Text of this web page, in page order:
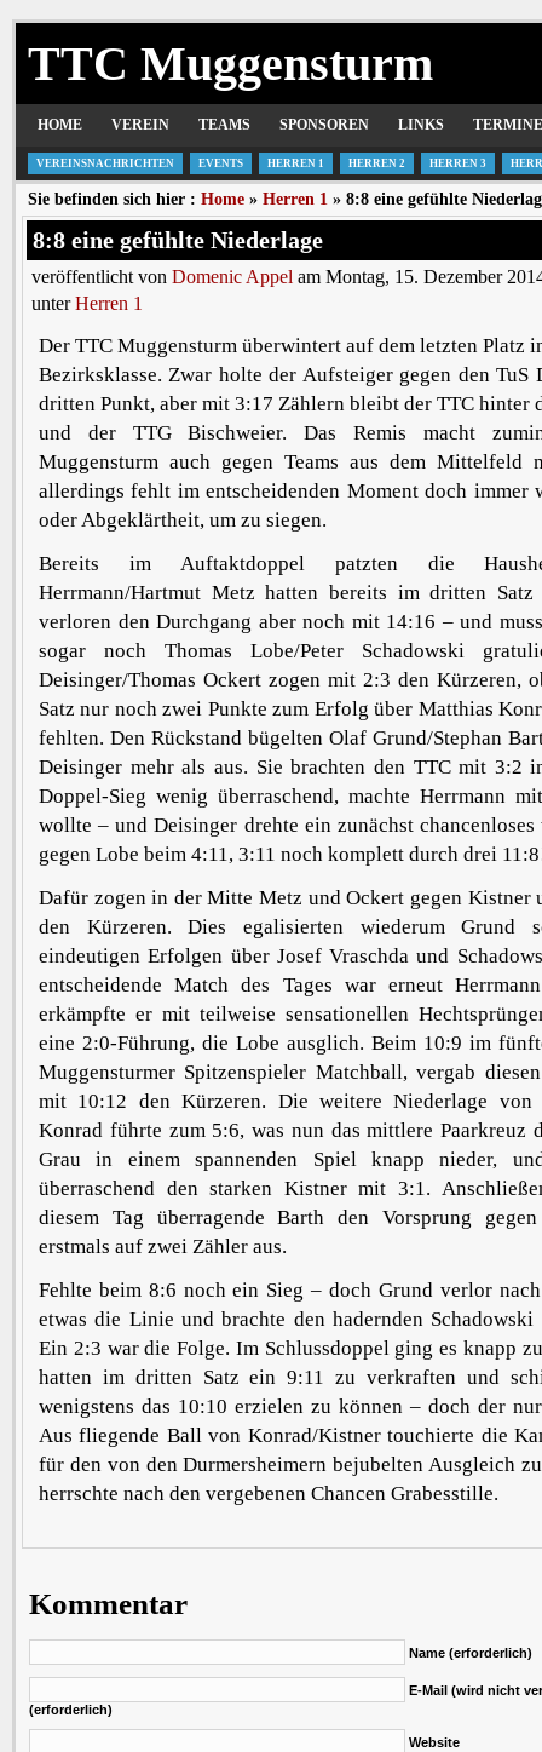
TTC Muggensturm
HOME VEREIN TEAMS SPONSOREN LINKS TERMINE
VEREINSNACHRICHTEN EVENTS HERREN 1 HERREN 2 HERREN 3
Sie befinden sich hier : Home » Herren 1 » 8:8 eine gefühlte
8:8 eine gefühlte Niederlage
veröffentlicht von Domenic Appel am Montag, 15. Dezember
unterHerren 1
Der TTC Muggensturm überwintert auf dem letzten Platz
Bezirksklasse. Zwar holte der Aufsteiger gegen den TuS
dritten Punkt, aber mit 3:17 Zählern bleibt der TTC hinter
und der TTG Bischweier. Das Remis macht
Muggensturm auch gegen Teams aus dem Mittelfeld
allerdings fehlt im entscheidenden Moment doch immer
oder Abgeklärtheit, um zu siegen.
Bereits im Auftaktdoppel patzten die
Herrmann/Hartmut Metz hatten bereits im dritten
verloren den Durchgang aber noch mit 14:16 – und
sogar noch Thomas Lobe/Peter Schadowski
Deisinger/Thomas Ockert zogen mit 2:3 den Kürzeren,
Satz nur noch zwei Punkte zum Erfolg über Matthias
fehlten. Den Rückstand bügelten Olaf Grund/Stephan
Deisinger mehr als aus. Sie brachten den TTC mit 3:2
Doppel-Sieg wenig überraschend, machte Herrmann
wollte – und Deisinger drehte ein zunächst
gegen Lobe beim 4:11, 3:11 noch komplett durch drei
Dafür zogen in der Mitte Metz und Ockert gegen Kistner
den Kürzeren. Dies egalisierten wiederum Grund
eindeutigen Erfolgen über Josef Vraschda und
entscheidende Match des Tages war erneut
erkämpfte er mit teilweise sensationellen
eine 2:0-Führung, die Lobe ausglich. Beim 10:9 im
Muggensturmer Spitzenspieler Matchball, vergab
mit 10:12 den Kürzeren. Die weitere Niederlage von
Konrad führte zum 5:6, was nun das mittlere Paarkreuz
Grau in einem spannenden Spiel knapp nieder,
überraschend den starken Kistner mit 3:1.
diesem Tag überragende Barth den Vorsprung
erstmals auf zwei Zähler aus.
Fehlte beim 8:6 noch ein Sieg – doch Grund verlor
etwas die Linie und brachte den hadernden
Ein 2:3 war die Folge. Im Schlussdoppel ging es knapp
hatten im dritten Satz ein 9:11 zu verkraften und
wenigstens das 10:10 erzielen zu können – doch der
Aus fliegende Ball von Konrad/Kistner touchierte die
für den von den Durmersheimern bejubelten Ausgleich
herrschte nach den vergebenen Chancen Grabesstille.
Kommentar
Name (erforderlich)
E-Mail (wird nicht
(erforderlich)
Website